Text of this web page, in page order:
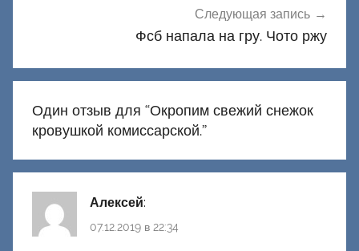
Следующая запись
Фсб напала на гру. Чото ржу
Один отзыв для “Окропим свежий снежок
кровушкой комиссарской.”
Алексей:
07.12.2019 в 22:34